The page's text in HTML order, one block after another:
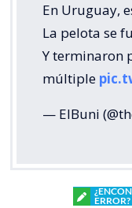
En Uruguay,
La pelota se
Y terminaron
múltiple
— ElBuni
ERROR?